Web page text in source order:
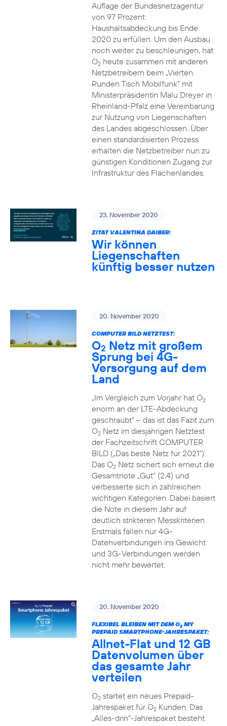
Auflage der Bundesnetzagentur
von 97 Prozent
Haushaltsabdeckung bis Ende
2020 zu erfüllen. Um den Ausbau
noch weiter zu beschleunigen, hat
O2heute zusammen mit anderen
Netzbetreibern beim „Vierten
Runden Tisch Mobilfunk“ mit
Ministerpräsidentin Malu Dreyer in
Rheinland-Pfalz eine Vereinbarung
zur Nutzung von Liegenschaften
des Landes abgeschlossen. Über
einen standardisierten Prozess
erhalten die Netzbetreiber nun zu
günstigen Konditionen Zugang zur
Infrastruktur des Flächenlandes.
23. November 2020
ZITAT VALENTINA DAIBER:
Wir können
Liegenschaften
künftig besser nutzen
20. November 2020
COMPUTER BILD NETZTEST:
O2 Netz mit großem
Sprung bei 4G-
Versorgung auf dem
Land
„Im Vergleich zum Vorjahr hat O2
enorm an der LTE-Abdeckung
geschraubt“ – das ist das Fazit zum
O2Netz im diesjährigen Netztest
der Fachzeitschrift COMPUTER
BILD („Das beste Netz für 2021“).
Das O2Netz sichert sich erneut die
Gesamtnote „Gut“ (2,4) und
verbesserte sich in zahlreichen
wichtigen Kategorien. Dabei basiert
die Note in diesem Jahr auf
deutlich strikteren Messkriterien.
Erstmals fallen nur 4G-
Datenverbindungen ins Gewicht
und 3G-Verbindungen werden
nicht mehr bewertet.
20. November 2020
FLEXIBEL BLEIBEN MIT DEM O2MY
PREPAID SMARTPHONE-JAHRESPAKET:
Allnet-Flat und 12 GB
Datenvolumen über
das gesamte Jahr
verteilen
O2startet ein neues Prepaid-
Jahrespaket für O2Kunden: Das
„Alles-drin“-Jahrespaket besteht